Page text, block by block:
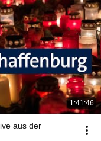
1:41:46
aus der